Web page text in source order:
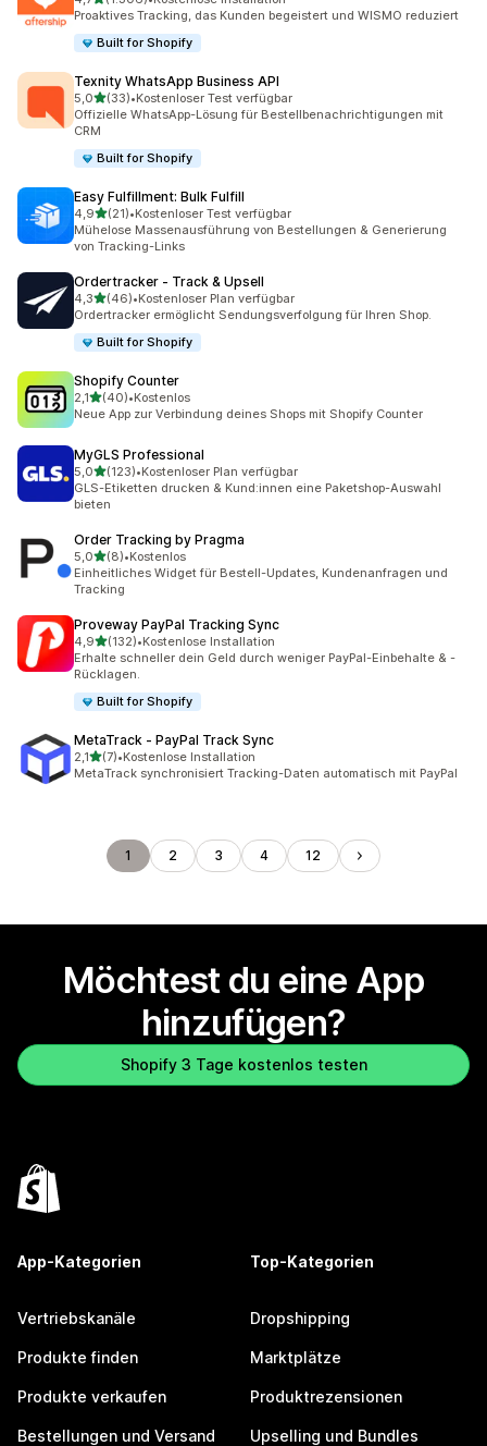
1306 Rezensionen insgesamt
Proaktives Tracking, das Kunden begeistert und WISMO reduziert
Built for Shopify
Texnity WhatsApp Business API
5,0von 5 Sternen
(33)
33 Rezensionen insgesamt
•Kostenloser Test verfügbar
Offizielle WhatsApp-Lösung für Bestellbenachrichtigungen mit
CRM
Built for Shopify
Easy Fulfillment: Bulk Fulfill
4,9von 5 Sternen
(21)
21 Rezensionen insgesamt
•Kostenloser Test verfügbar
Mühelose Massenausführung von Bestellungen & Generierung
von Tracking-Links
Ordertracker ‑ Track & Upsell
4,3von 5 Sternen
(46)
46 Rezensionen insgesamt
•Kostenloser Plan verfügbar
Ordertracker ermöglicht Sendungsverfolgung für Ihren Shop.
Built for Shopify
Shopify Counter
2,1von 5 Sternen
(40)
40 Rezensionen insgesamt
•Kostenlos
Neue App zur Verbindung deines Shops mit Shopify Counter
MyGLS Professional
5,0von 5 Sternen
(123)
123 Rezensionen insgesamt
•Kostenloser Plan verfügbar
GLS-Etiketten drucken & Kund:innen eine Paketshop-Auswahl
bieten
Order Tracking by Pragma
5,0von 5 Sternen
(8)
8 Rezensionen insgesamt
•Kostenlos
Einheitliches Widget für Bestell-Updates, Kundenanfragen und
Tracking
Proveway PayPal Tracking Sync
4,9von 5 Sternen
(132)
132 Rezensionen insgesamt
•Kostenlose Installation
Erhalte schneller dein Geld durch weniger PayPal-Einbehalte & -
Rücklagen.
Built for Shopify
MetaTrack ‑ PayPal Track Sync
2,1von 5 Sternen
(7)
7 Rezensionen insgesamt
•Kostenlose Installation
MetaTrack synchronisiert Tracking-Daten automatisch mit PayPal
1 2 3 4 12
Möchtest du eine App
hinzufügen?
Shopify 3 Tage kostenlos testen
App-Kategorien
Vertriebskanäle
Produkte finden
Produkte verkaufen
Bestellungen und Versand
Top-Kategorien
Dropshipping
Marktplätze
Produktrezensionen
Upselling und Bundles